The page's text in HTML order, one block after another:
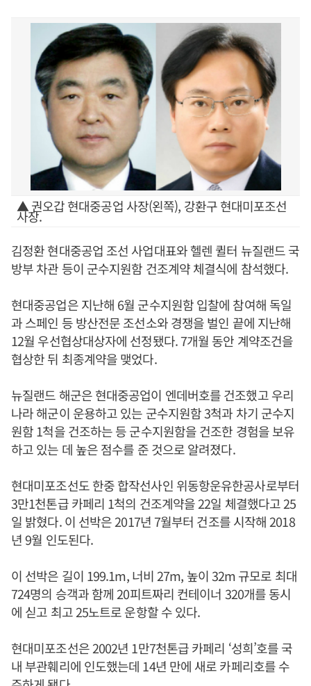
▲ 권오갑 현대중공업 사장(왼쪽), 강환구 현대미포조선
사장.
김정환 현대중공업 조선 사업대표와 헬렌 퀼터 뉴질랜드 국
방부 차관 등이 군수지원함 건조계약 체결식에 참석했다.
현대중공업은 지난해 6월 군수지원함 입찰에 참여해 독일
과 스페인 등 방산전문 조선소와 경쟁을 벌인 끝에 지난해
12월 우선협상대상자에 선정됐다. 7개월 동안 계약조건을
협상한 뒤 최종계약을 맺었다.
뉴질랜드 해군은 현대중공업이 엔데버호를 건조했고 우리
나라 해군이 운용하고 있는 군수지원함 3척과 차기 군수지
원함 1척을 건조하는 등 군수지원함을 건조한 경험을 보유
하고 있는 데 높은 점수를 준 것으로 알려졌다.
현대미포조선도 한중 합작선사인 위동항운유한공사로부터
3만1천톤급 카페리 1척의 건조계약을 22일 체결했다고 25
일 밝혔다. 이 선박은 2017년 7월부터 건조를 시작해 2018
년 9월 인도된다.
이 선박은 길이 199.1m, 너비 27m, 높이 32m 규모로 최대
724명의 승객과 함께 20피트짜리 컨테이너 320개를 동시
에 싣고 최고 25노트로 운항할 수 있다.
현대미포조선은 2002년 1만7천톤급 카페리 ‘성희’호를 국
내 부관훼리에 인도했는데 14년 만에 새로 카페리호를 수